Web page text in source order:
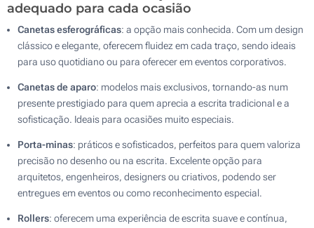
adequado para cada ocasião
Canetas esferográficas: a opção mais conhecida. Com um design
clássico e elegante, oferecem fluidez em cada traço, sendo ideais
para uso quotidiano ou para oferecer em eventos corporativos.
Canetas de aparo: modelos mais exclusivos, tornando-as num
presente prestigiado para quem aprecia a escrita tradicional e a
sofisticação. Ideais para ocasiões muito especiais.
Porta-minas: práticos e sofisticados, perfeitos para quem valoriza
precisão no desenho ou na escrita. Excelente opção para
arquitetos, engenheiros, designers ou criativos, podendo ser
entregues em eventos ou como reconhecimento especial.
Rollers: oferecem uma experiência de escrita suave e contínua,